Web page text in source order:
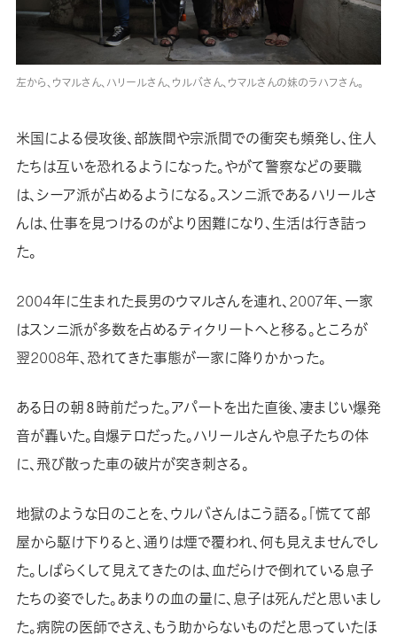
左から、ウマルさん、ハリールさん、ウルバさん、ウマルさんの妹のラハフさん。
米国による侵攻後、部族間や宗派間での衝突も頻発し、住人
たちは互いを恐れるようになった。やがて警察などの要職
は、シーア派が占めるようになる。スンニ派であるハリールさ
んは、仕事を見つけるのがより困難になり、生活は行き詰っ
た。
2004年に生まれた長男のウマルさんを連れ、2007年、一家
はスンニ派が多数を占めるティクリートへと移る。ところが
翌2008年、恐れてきた事態が一家に降りかかった。
ある日の朝８時前だった。アパートを出た直後、凄まじい爆発
音が轟いた。自爆テロだった。ハリールさんや息子たちの体
に、飛び散った車の破片が突き刺さる。
地獄のような日のことを、ウルバさんはこう語る。「慌てて部
屋から駆け下りると、通りは煙で覆われ、何も見えませんでし
た。しばらくして見えてきたのは、血だらけで倒れている息子
たちの姿でした。あまりの血の量に、息子は死んだと思いまし
た。病院の医師でさえ、もう助からないものだと思っていたほ